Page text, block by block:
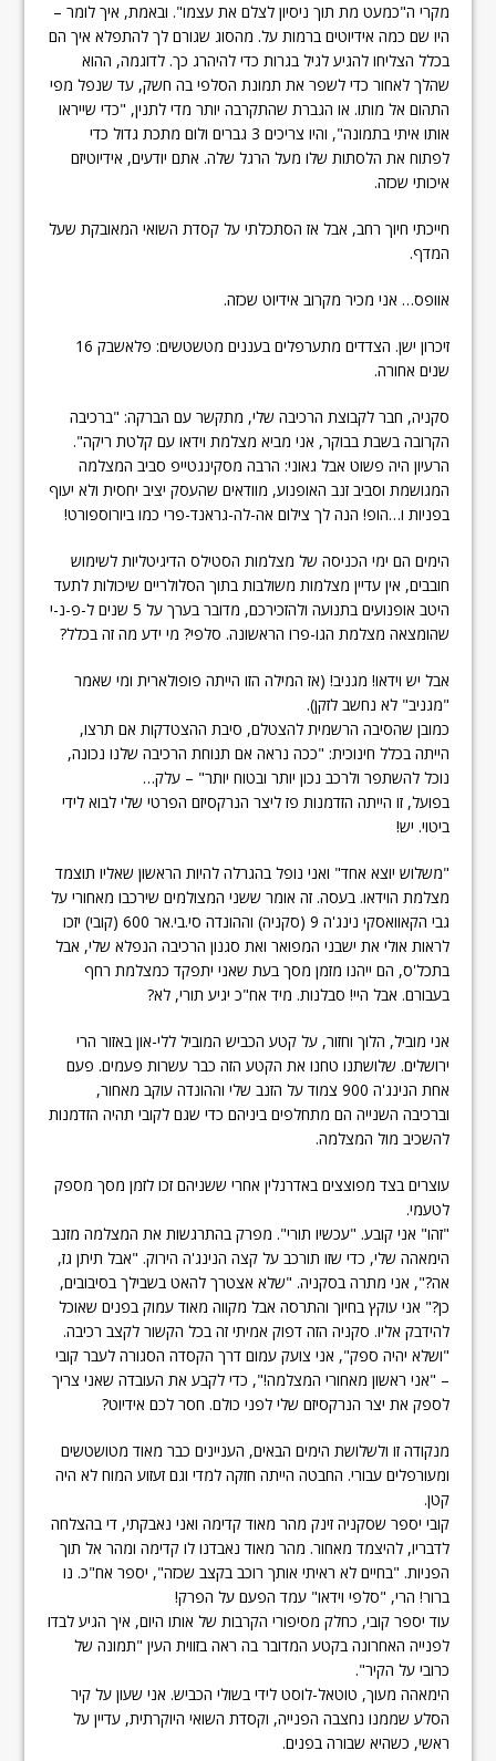
מקרי ה"כמעט מת תוך ניסיון לצלם את עצמו". ובאמת, איך לומר –
היו שם כמה אידיוטים ברמות על. מהסוג שגורם לך להתפלא איך הם
בכלל הצליחו להגיע לגיל בגרות כדי להיהרג כך. לדוגמה, ההוא
שהלך לאחור כדי לשפר את תמונת הסלפי בה חשק, עד שנפל מפי
התהום אל מותו. או הגברת שהתקרבה יותר מדי לתנין, "כדי שייראו
אותו איתי בתמונה", והיו צריכים 3 גברים ולום מתכת גדול כדי
לפתוח את הלסתות שלו מעל הרגל שלה. אתם יודעים, אידיוטיזם
איכותי שכזה.
חייכתי חיוך רחב, אבל אז הסתכלתי על קסדת השואי המאובקת שעל
המדף.
אוופס… אני מכיר מקרוב אידיוט שכזה.
זיכרון ישן. הצדדים מתערפלים בעננים מטשטשים: פלאשבק 16
שנים אחורה.
סקניה, חבר לקבוצת הרכיבה שלי, מתקשר עם הברקה: "ברכיבה
הקרובה בשבת בבוקר, אני מביא מצלמת וידאו עם קלטת ריקה".
הרעיון היה פשוט אבל גאוני: הרבה מסקינגטייפ סביב המצלמה
המגושמת וסביב זנב האופנוע, מוודאים שהעסק יציב יחסית ולא יעוף
בפניות ו…הופ! הנה לך צילום אה-לה-גראנד-פרי כמו ביורוספורט!
הימים הם ימי הכניסה של מצלמות הסטילס הדיגיטליות לשימוש
חובבים, אין עדיין מצלמות משולבות בתוך הסלולריים שיכולות לתעד
היטב אופנועים בתנועה ולהזכירכם, מדובר בערך על 5 שנים ל-פ-נ-י
שהומצאה מצלמת הגו-פרו הראשונה. סלפי? מי ידע מה זה בכלל?
אבל יש וידאו! מגניב! (אז המילה הזו הייתה פופולארית ומי שאמר
"מגניב" לא נחשב לזקן).
כמובן שהסיבה הרשמית להצטלם, סיבת ההצטדקות אם תרצו,
הייתה בכלל חינוכית: "ככה נראה אם תנוחת הרכיבה שלנו נכונה,
נוכל להשתפר ולרכב נכון יותר ובטוח יותר" – עלק…
בפועל, זו הייתה הזדמנות פז ליצר הנרקסיזם הפרטי שלי לבוא לידי
ביטוי. יש!
"משלוש יוצא אחד" ואני נופל בהגרלה להיות הראשון שאליו תוצמד
מצלמת הוידאו. בעסה. זה אומר ששני המצולמים שירכבו מאחורי על
גבי הקאוואסקי נינג'ה 9 (סקניה) וההונדה סי.בי.אר 600 (קובי) יזכו
לראות אולי את ישבני המפואר ואת סגנון הרכיבה הנפלא שלי, אבל
בתכל'ס, הם ייהנו מזמן מסך בעת שאני יתפקד כמצלמת רחף
בעבורם. אבל היי! סבלנות. מיד אח"כ יגיע תורי, לא?
אני מוביל, הלוך וחזור, על קטע הכביש המוביל ללי-און באזור הרי
ירושלים. שלושתנו טחנו את הקטע הזה כבר עשרות פעמים. פעם
אחת הנינג'ה 900 צמוד על הזנב שלי וההונדה עוקב מאחור,
וברכיבה השנייה הם מתחלפים ביניהם כדי שגם לקובי תהיה הזדמנות
להשכיב מול המצלמה.
עוצרים בצד מפוצצים באדרנלין אחרי ששניהם זכו לזמן מסך מספק
לטעמי.
"זהו" אני קובע. "עכשיו תורי". מפרק בהתרגשות את המצלמה מזנב
הימאהה שלי, כדי שזו תורכב על קצה הנינג'ה הירוק. "אבל תיתן גז,
אה?", אני מתרה בסקניה. "שלא אצטרך להאט בשבילך בסיבובים,
כן?" אני עוקץ בחיוך והתרסה אבל מקווה מאוד עמוק בפנים שאוכל
להידבק אליו. סקניה הזה דפוק אמיתי זה בכל הקשור לקצב רכיבה.
"ושלא יהיה ספק", אני צועק עמום דרך הקסדה הסגורה לעבר קובי
– "אני ראשון מאחורי המצלמה!", כדי לקבע את העובדה שאני צריך
לספק את יצר הנרקסיזם שלי לפני כולם. חסר לכם אידיוט?
מנקודה זו ולשלושת הימים הבאים, העניינים כבר מאוד מטושטשים
ומעורפלים עבורי. החבטה הייתה חזקה למדי וגם זעזוע המוח לא היה
קטן.
קובי יספר שסקניה זינק מהר מאוד קדימה ואני נאבקתי, די בהצלחה
לדבריו, להיצמד מאחור. מהר מאוד נאבדנו לו קדימה ומהר אל תוך
הפניות. "בחיים לא ראיתי אותך רוכב בקצב שכזה", יספר אח"כ. נו
ברור! הרי, "סלפי וידאו" עמד הפעם על הפרק!
עוד יספר קובי, כחלק מסיפורי הקרבות של אותו היום, איך הגיע לבדו
לפנייה האחרונה בקטע המדובר בה ראה בזווית העין "תמונה של
כרובי על הקיר".
הימאהה מעוך, טוטאל-לוסט לידי בשולי הכביש. אני שעון על קיר
הסלע שממנו נחצבה הפנייה, וקסדת השואי היוקרתית, עדיין על
ראשי, כשהיא שבורה בפנים.